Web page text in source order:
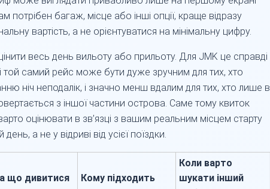
потрібен багаж, місце або інші опції, краще відразу
вартість, а не орієнтуватися на мінімальну цифру.
весь день вильоту або прильоту. Для JMK це справді
той самий рейс може бути дуже зручним для тих, хто
ніч неподалік, і значно менш вдалим для тих, хто лише в
з іншої частини острова. Саме тому квиток
оцінювати в зв’язці з вашим реальним місцем старту
а не у відриві від усієї поїздки.
що дивитися Кому підходить
Коли варто
шукати інший